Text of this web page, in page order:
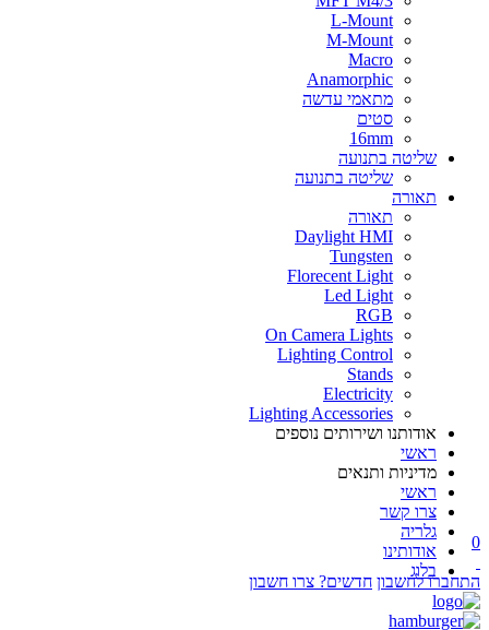
L-Mount
M-Mount
Macro
Anamorphic
מתאמי עדשה
סטים
16mm
שליטה בתנועה
שליטה בתנועה
תאורה
תאורה
Daylight HMI
Tungsten
Florecent Light
Led Light
RGB
On Camera Lights
Lighting Control
Stands
Electricity
Lighting Accessories
אודותנו ושירותים נוספים
ראשי
מדיניות ותנאים
ראשי
צרו קשר
גלריה
אודותינו
בלוג
0
התחברו לחשבון חדשים? צרו חשבון